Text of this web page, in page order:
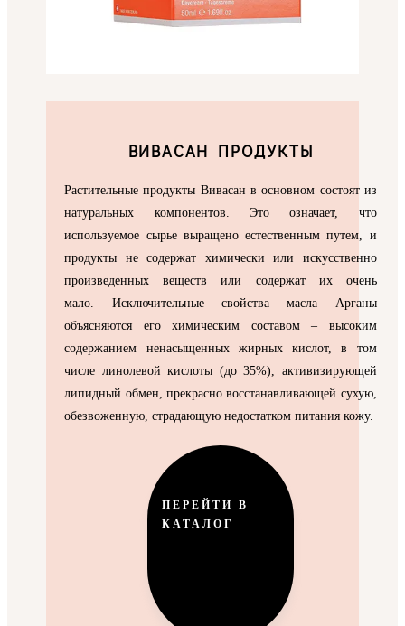
ВИВАСАН ПРОДУКТЫ
Растительные продукты Вивасан в основном состоят из
натуральных компонентов. Это означает, что
используемое сырье выращено естественным путем, и
продукты не содержат химически или искусственно
произведенных веществ или содержат их очень
мало. Исключительные свойства масла Арганы
объясняются его химическим составом – высоким
содержанием ненасыщенных жирных кислот, в том
числе линолевой кислоты (до 35%), активизирующей
липидный обмен, прекрасно восстанавливающей сухую,
обезвоженную, страдающую недостатком питания кожу.
ПЕРЕЙТИ В
КАТАЛОГ